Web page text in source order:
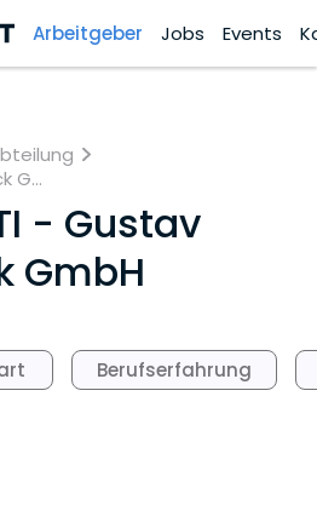
Arbeitgeber Jobs Events
G...
- Gustav
GmbH
Berufserfahrung